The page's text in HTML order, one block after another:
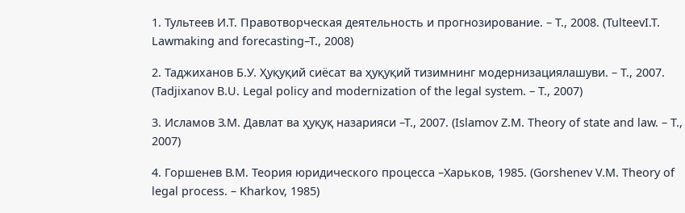
1. Тультеев И.Т. Правотворческая деятельность и прогнозирование. – Т., 2008. (TulteevI.T.
Lawmaking and forecasting–T., 2008)
2. Таджиханов Б.У. Ҳуқуқий сиёсат ва ҳуқуқий тизимнинг модернизациялашуви. – Т., 2007.
(Tadjixanov B.U. Legal policy and modernization of the legal system. – T., 2007)
3. Исламов З.М. Давлат ва ҳуқуқ назарияси –Т., 2007. (Islamov Z.M. Theory of state and law. – T.,
2007)
4. Горшенев В.М. Теория юридического процесса –Харьков, 1985. (Gorshenev V.M. Theory of
legal process. – Kharkov, 1985)